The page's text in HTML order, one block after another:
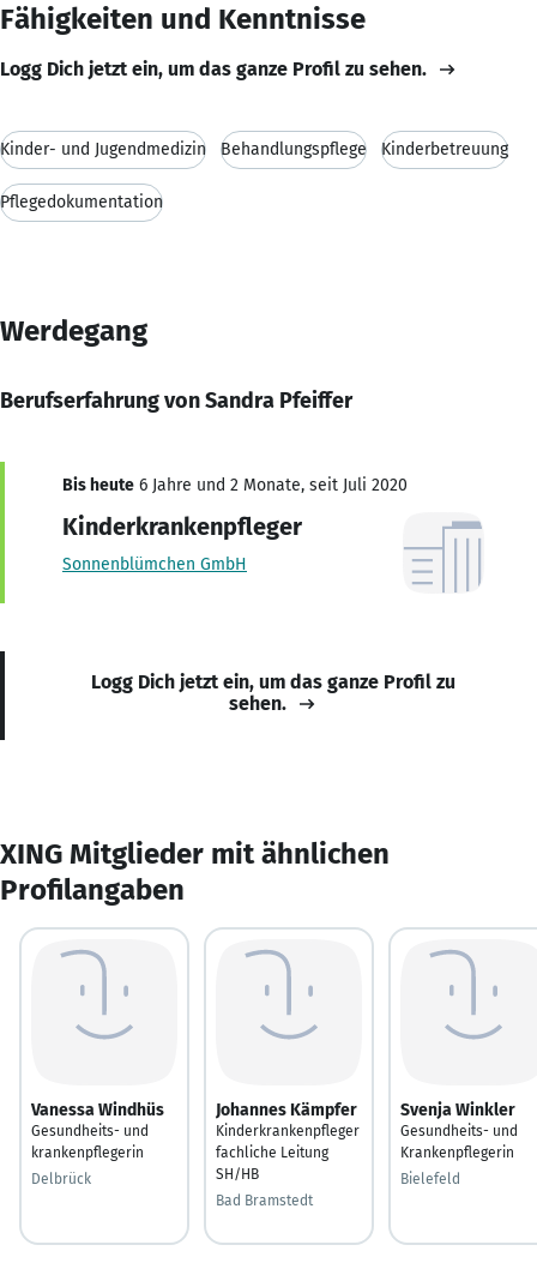
Fähigkeiten und Kenntnisse
Logg Dich jetzt ein, um das ganze Profil zu sehen.
Kinder- und Jugendmedizin Behandlungspflege Kinderbetreuung
Pflegedokumentation
Werdegang
Berufserfahrung von Sandra Pfeiffer
Bis heute 6 Jahre und 2 Monate, seit Juli 2020
Kinderkrankenpfleger
Sonnenblümchen GmbH
Logg Dich jetzt ein, um das ganze Profil zu
sehen.
XING Mitglieder mit ähnlichen
Profilangaben
Vanessa Windhüs
Gesundheits- und
krankenpflegerin
Delbrück
Johannes Kämpfer
Kinderkrankenpfleger
fachliche Leitung
SH/HB
Bad Bramstedt
Svenja Winkler
Gesundheits- und
Krankenpflegerin
Bielefeld